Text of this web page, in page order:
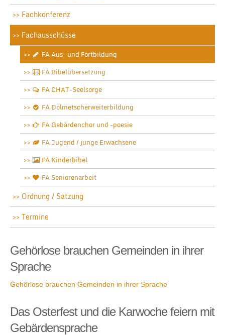
Fachkonferenz
Fachausschüsse
FA Aus- und Fortbildung
FA Bibelübersetzung
FA CHAT-Seelsorge
FA Dolmetscherweiterbildung
FA Gebärdenchor und -poesie
FA Jugend / junge Erwachsene
FA Kinderbibel
FA Seniorenarbeit
Ordnung / Satzung
Termine
Gehörlose brauchen Gemeinden in ihrer
Sprache
Gehörlose brauchen Gemeinden in ihrer Sprache
Das Osterfest und die Karwoche feiern mit
Gebärdensprache